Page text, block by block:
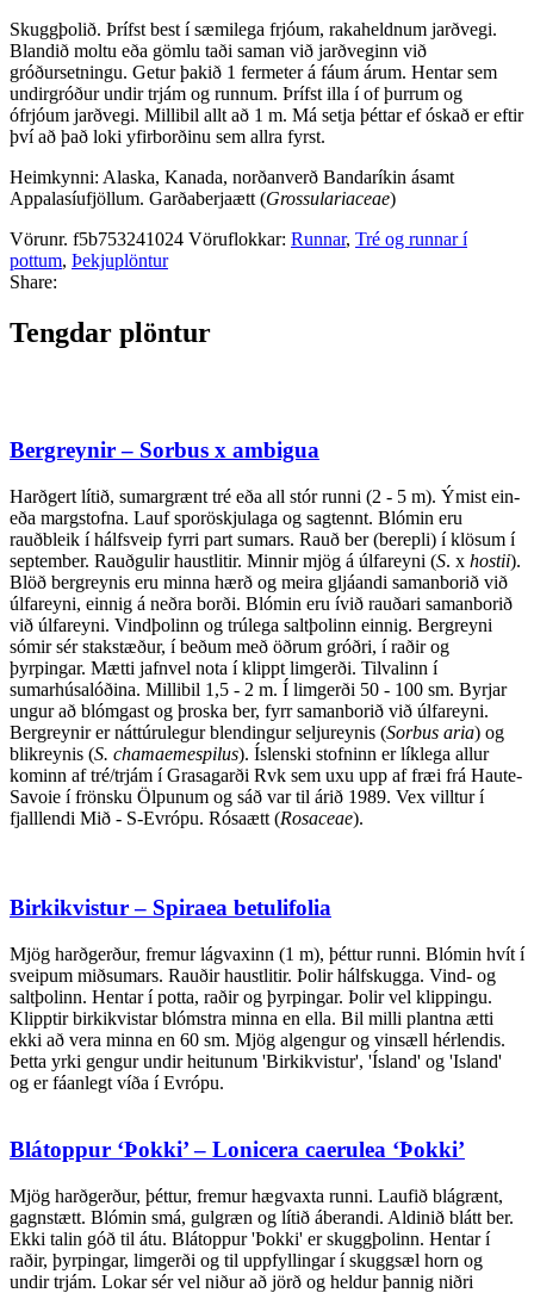
Skuggþolið. Þrífst best í sæmilega frjóum, rakaheldnum jarðvegi.
Blandið moltu eða gömlu taði saman við jarðveginn við
gróðursetningu. Getur þakið 1 fermeter á fáum árum. Hentar sem
undirgróður undir trjám og runnum. Þrífst illa í of þurrum og
ófrjóum jarðvegi. Millibil allt að 1 m. Má setja þéttar ef óskað er eftir
því að það loki yfirborðinu sem allra fyrst.
Heimkynni: Alaska, Kanada, norðanverð Bandaríkin ásamt
Appalasíufjöllum. Garðaberjaætt (Grossulariaceae)
Vörunr. f5b753241024 Vöruflokkar: Runnar, Tré og runnar í
pottum, Þekjuplöntur
Share:
Tengdar plöntur
Bergreynir – Sorbus x ambigua
Harðgert lítið, sumargrænt tré eða all stór runni (2 - 5 m). Ýmist ein-
eða margstofna. Lauf sporöskjulaga og sagtennt. Blómin eru
rauðbleik í hálfsveip fyrri part sumars. Rauð ber (berepli) í klösum í
september. Rauðgulir haustlitir. Minnir mjög á úlfareyni (S. x hostii).
Blöð bergreynis eru minna hærð og meira gljáandi samanborið við
úlfareyni, einnig á neðra borði. Blómin eru ívið rauðari samanborið
við úlfareyni. Vindþolinn og trúlega saltþolinn einnig. Bergreyni
sómir sér stakstæður, í beðum með öðrum gróðri, í raðir og
þyrpingar. Mætti jafnvel nota í klippt limgerði. Tilvalinn í
sumarhúsalóðina. Millibil 1,5 - 2 m. Í limgerði 50 - 100 sm. Byrjar
ungur að blómgast og þroska ber, fyrr samanborið við úlfareyni.
Bergreynir er náttúrulegur blendingur seljureynis (Sorbus aria) og
blikreynis (S. chamaemespilus). Íslenski stofninn er líklega allur
kominn af tré/trjám í Grasagarði Rvk sem uxu upp af fræi frá Haute-
Savoie í frönsku Ölpunum og sáð var til árið 1989. Vex villtur í
fjalllendi Mið - S-Evrópu. Rósaætt (Rosaceae).
Birkikvistur – Spiraea betulifolia
Mjög harðgerður, fremur lágvaxinn (1 m), þéttur runni. Blómin hvít í
sveipum miðsumars. Rauðir haustlitir. Þolir hálfskugga. Vind- og
saltþolinn. Hentar í potta, raðir og þyrpingar. Þolir vel klippingu.
Klipptir birkikvistar blómstra minna en ella. Bil milli plantna ætti
ekki að vera minna en 60 sm. Mjög algengur og vinsæll hérlendis.
Þetta yrki gengur undir heitunum 'Birkikvistur', 'Ísland' og 'Island'
og er fáanlegt víða í Evrópu.
Blátoppur ‘Þokki’ – Lonicera caerulea ‘Þokki’
Mjög harðgerður, þéttur, fremur hægvaxta runni. Laufið blágrænt,
gagnstætt. Blómin smá, gulgræn og lítið áberandi. Aldinið blátt ber.
Ekki talin góð til átu. Blátoppur 'Þokki' er skuggþolinn. Hentar í
raðir, þyrpingar, limgerði og til uppfyllingar í skuggsæl horn og
undir trjám. Lokar sér vel niður að jörð og heldur þannig niðri